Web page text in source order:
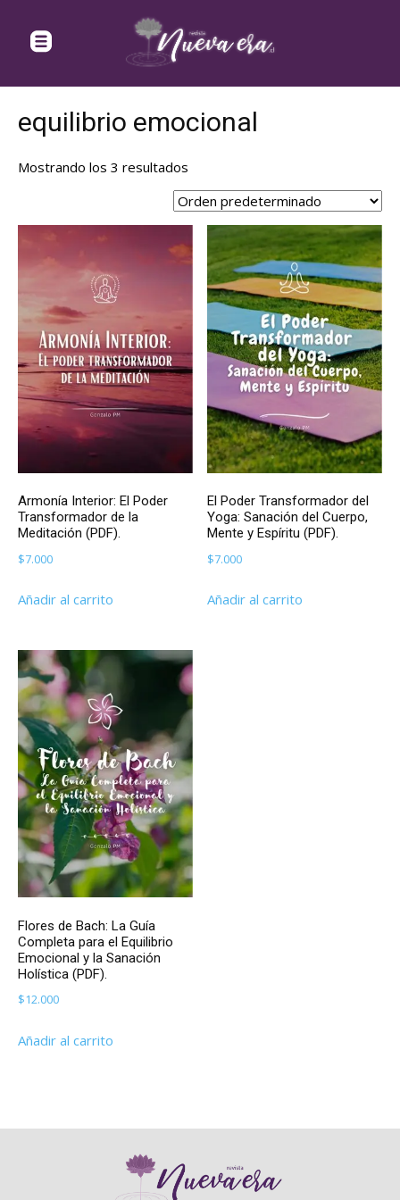
equilibrio emocional
Mostrando los 3 resultados
Armonía Interior: El Poder
Transformador de la
Meditación (PDF).
$7.000
Añadir al carrito
El Poder Transformador del
Yoga: Sanación del Cuerpo,
Mente y Espíritu (PDF).
$7.000
Añadir al carrito
Flores de Bach: La Guía
Completa para el Equilibrio
Emocional y la Sanación
Holística (PDF).
$12.000
Añadir al carrito